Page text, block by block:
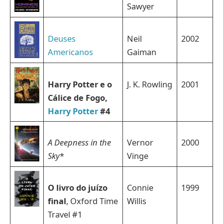
Sawyer
Deuses
Americanos
Neil
Gaiman
2002
Harry Potter e o
Cálice de Fogo,
Harry Potter#4
J. K. Rowling 2001
A Deepness in the
Sky*
Vernor
Vinge
2000
O livro do juízo
final, Oxford Time
Travel #1
Connie
Willis
1999